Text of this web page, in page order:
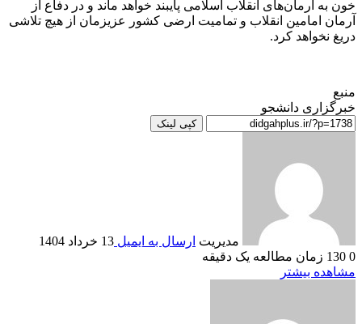
خون به آرمان‌های انقلاب اسلامی پایبند خواهد ماند و در دفاع از
آرمان امامین انقلاب و تمامیت ارضی کشور عزیزمان از هیچ تلاشی
دریغ نخواهد کرد.
منبع
خبرگزاری دانشجو
کپی لینک
مدیریت ارسال به ایمیل 13 خرداد 1404
0
زمان مطالعه یک دقیقه
مشاهده بیشتر